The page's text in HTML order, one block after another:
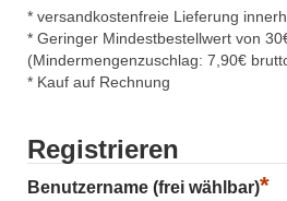
* versandkostenfreie Lieferung
* Geringer Mindestbestellwert von
(Mindermengenzuschlag: 7,90€
* Kauf auf Rechnung
Registrieren
Benutzername (frei wählbar)*